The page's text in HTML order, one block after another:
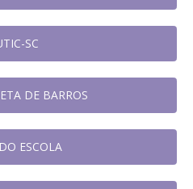
SC
DE BARROS
ESCOLA